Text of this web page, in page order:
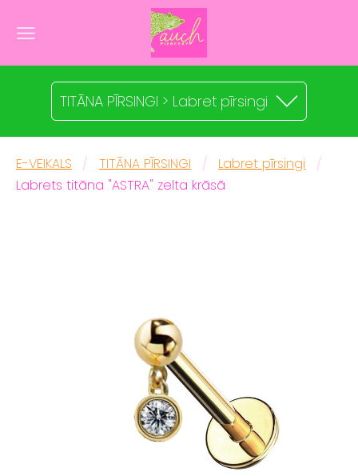
TITĀNA PĪRSINGI > Labret pīrsingi
E-VEIKALS TITĀNA PĪRSINGI
Labret pīrsingi
Labrets titāna "ASTRA" zelta krāsā